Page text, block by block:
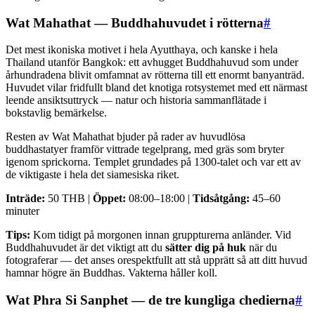
Wat Mahathat — Buddhahuvudet i rötterna#
Det mest ikoniska motivet i hela Ayutthaya, och kanske i hela
Thailand utanför Bangkok: ett avhugget Buddhahuvud som under
århundradena blivit omfamnat av rötterna till ett enormt banyanträd.
Huvudet vilar fridfullt bland det knotiga rotsystemet med ett närmast
leende ansiktsuttryck — natur och historia sammanflätade i
bokstavlig bemärkelse.
Resten av Wat Mahathat bjuder på rader av huvudlösa
buddhastatyer framför vittrade tegelprang, med gräs som bryter
igenom sprickorna. Templet grundades på 1300-talet och var ett av
de viktigaste i hela det siamesiska riket.
Inträde: 50 THB | Öppet: 08:00–18:00 | Tidsåtgång: 45–60
minuter
Tips: Kom tidigt på morgonen innan gruppturerna anländer. Vid
Buddhahuvudet är det viktigt att du sätter dig på huk när du
fotograferar — det anses orespektfullt att stå upprätt så att ditt huvud
hamnar högre än Buddhas. Vakterna håller koll.
Wat Phra Si Sanphet — de tre kungliga chedierna#